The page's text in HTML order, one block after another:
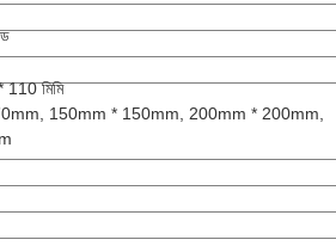
* 110 মিমি
150mm * 150mm, 200mm * 200mm,